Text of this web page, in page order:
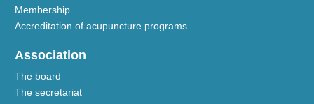
Membership
Accreditation of acupuncture programs
Association
The board
The secretariat